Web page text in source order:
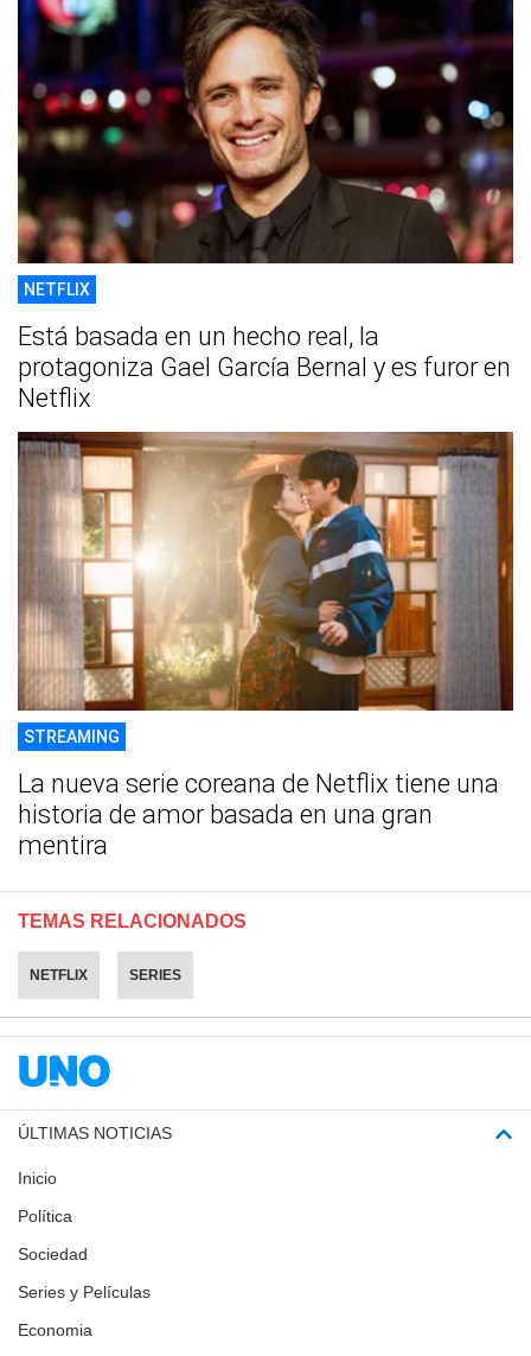
NETFLIX
Está basada en un hecho real, la
protagoniza Gael García Bernal y es furor en
Netflix
STREAMING
La nueva serie coreana de Netflix tiene una
historia de amor basada en una gran
mentira
TEMAS RELACIONADOS
NETFLIX SERIES
ÚLTIMAS NOTICIAS
Inicio
Política
Sociedad
Series y Películas
Economia